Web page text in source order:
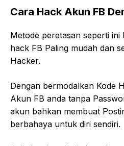
Cara Hack Akun FB
Metode peretasan seperti ini
hack FB Paling mudah dan
Hacker.
Dengan bermodalkan Kode
Akun FB anda tanpa
akun bahkan membuat
berbahaya untuk diri sendiri.